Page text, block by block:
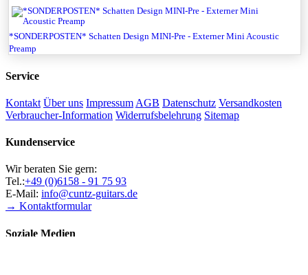
*SONDERPOSTEN* Schatten Design MINI-Pre - Externer Mini Acoustic
Preamp
Service
Kontakt Über uns Impressum AGB Datenschutz Versandkosten
Verbraucher-Information Widerrufsbelehrung Sitemap
Kundenservice
Wir beraten Sie gern:
Tel.:+49 (0)6158 - 91 75 93
E-Mail: info@cuntz-guitars.de
→ Kontaktformular
Soziale Medien